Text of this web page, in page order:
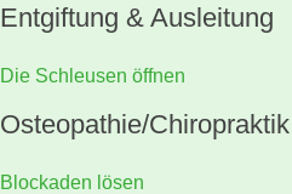
Entgiftung & Ausleitung
Die Schleusen öffnen
Osteopathie/Chiropraktik
Blockaden lösen